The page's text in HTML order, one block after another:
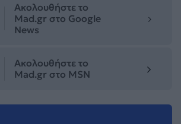
Ακολουθήστε το
Mad.gr στο Google
News
Ακολουθήστε το
Mad.gr στο MSN